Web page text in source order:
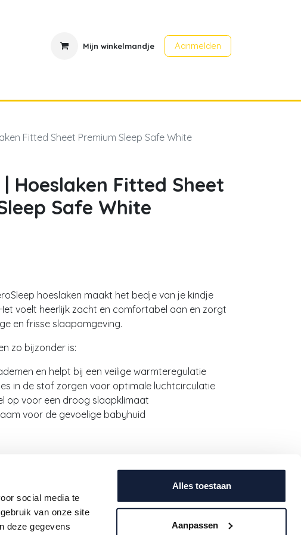
social media te
van onze site
deze gegevens
Alles toestaan
Aanpassen
Mijn winkelmandje Aanmelden
Fitted Sheet Premium Sleep Safe White
Hoeslaken Fitted Sheet
Safe White
hoeslaken maakt het bedje van je kindje
voelt heerlijk zacht en comfortabel aan en zorgt
en frisse slaapomgeving.
zo bijzonder is:
en helpt bij een veilige warmteregulatie
in de stof zorgen voor optimale luchtcirculatie
op voor een droog slaapklimaat
voor de gevoelige babyhuid